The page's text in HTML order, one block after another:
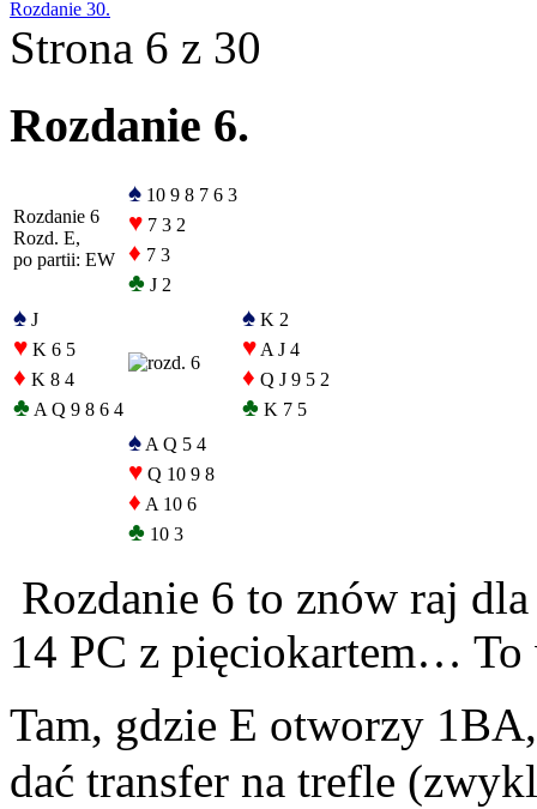
Rozdanie 30.
Strona 6 z 30
Rozdanie 6.
Rozdanie 6
Rozd. E,
po partii: EW
♠ 10 9 8 7 6 3
♥ 7 3 2
♦ 7 3
♣ J 2
♠ J
♥ K 6 5
♦ K 8 4
♣ A Q 9 8 6 4
♠ K 2
♥ A J 4
♦ Q J 9 5 2
♣ K 7 5
♠ A Q 5 4
♥ Q 10 9 8
♦ A 10 6
♣ 10 3
Rozdanie 6 to znów raj
14 PC z pięciokartem… To
Tam, gdzie E otworzy
dać transfer na trefle